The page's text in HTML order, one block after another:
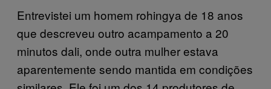
Entrevistei um homem rohingya de 18 anos
que descreveu outro acampamento a 20
minutos dali, onde outra mulher estava
aparentemente sendo mantida em condições